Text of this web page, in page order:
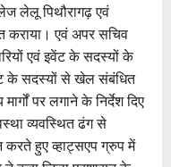
लेलू पिथौरागढ़ एवं
कराया। एवं अपर सचिव
एवं इवेंट के सदस्यों के
के सदस्यों से खेल संबंधित
पर लगाने के निर्देश दिए
व्यवस्थित ढंग से
हुए व्हाट्सएप ग्रुप में